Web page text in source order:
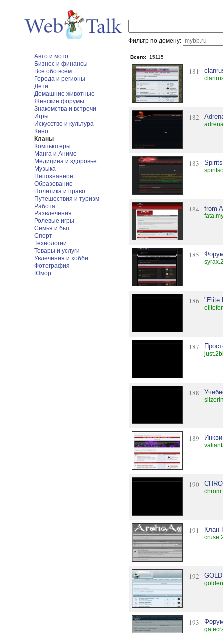
Фильтр по домену:
Авто и мото
Бизнес и финансы
Всё обо всём
Города и регионы
Дети
Домашние животные
Женские форумы
Знакомства и встречи
Игры
Искусство и культура
Кино
Кланы
Компьютеры
Манга и Аниме
Медицина и здоровье
Музыка
Непознанное
Образование
Политика и право
Путешествия и туризм
Работа
Развлечения
Ролевые игры
Семья и быт
Спорт
Технологии
Товары и услуги
Увлечения и хобби
Фотография
Юмор
Всего: 15115
181
182
183
184 from
185
186 "Elite
187
188
189
190
191 Клан
192
193